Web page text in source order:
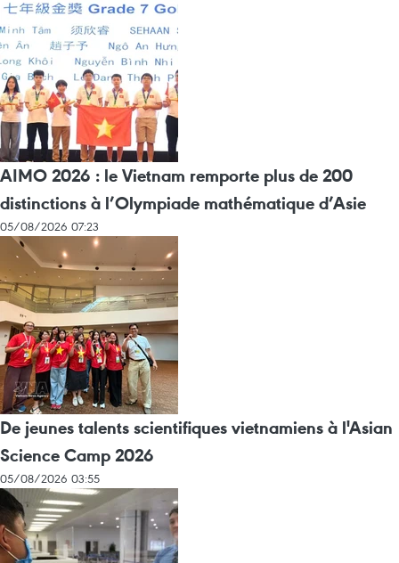
AIMO 2026 : le Vietnam remporte plus de 200
distinctions à l’Olympiade mathématique d’Asie
05/08/2026 07:23
De jeunes talents scientifiques vietnamiens à l'Asian
Science Camp 2026
05/08/2026 03:55